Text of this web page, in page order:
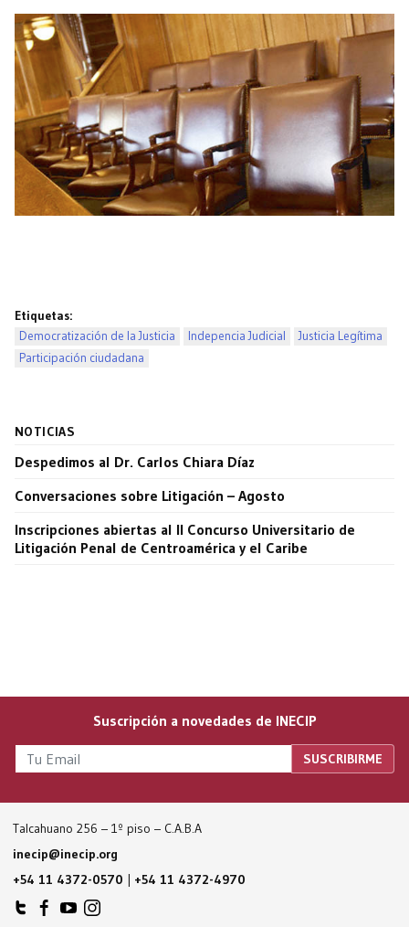
Etiquetas:
Democratización de la Justicia
Indepencia Judicial
Justicia Legítima
Participación ciudadana
NOTICIAS
Despedimos al Dr. Carlos Chiara Díaz
Conversaciones sobre Litigación – Agosto
Inscripciones abiertas al II Concurso Universitario de
Litigación Penal de Centroamérica y el Caribe
Suscripción a novedades de INECIP
Talcahuano 256 – 1º piso – C.A.B.A
inecip@inecip.org
+54 11 4372-0570 | +54 11 4372-4970